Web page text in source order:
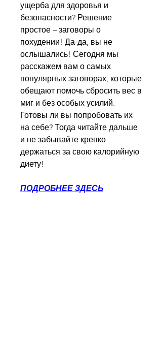
ущерба для здоровья и
безопасности? Решение
простое – заговоры о
похудении! Да-да, вы не
ослышались! Сегодня мы
расскажем вам о самых
популярных заговорах, которые
обещают помочь сбросить вес в
миг и без особых усилий.
Готовы ли вы попробовать их
на себе? Тогда читайте дальше
и не забывайте крепко
держаться за свою калорийную
диету!
ПОДРОБНЕЕ ЗДЕСЬ